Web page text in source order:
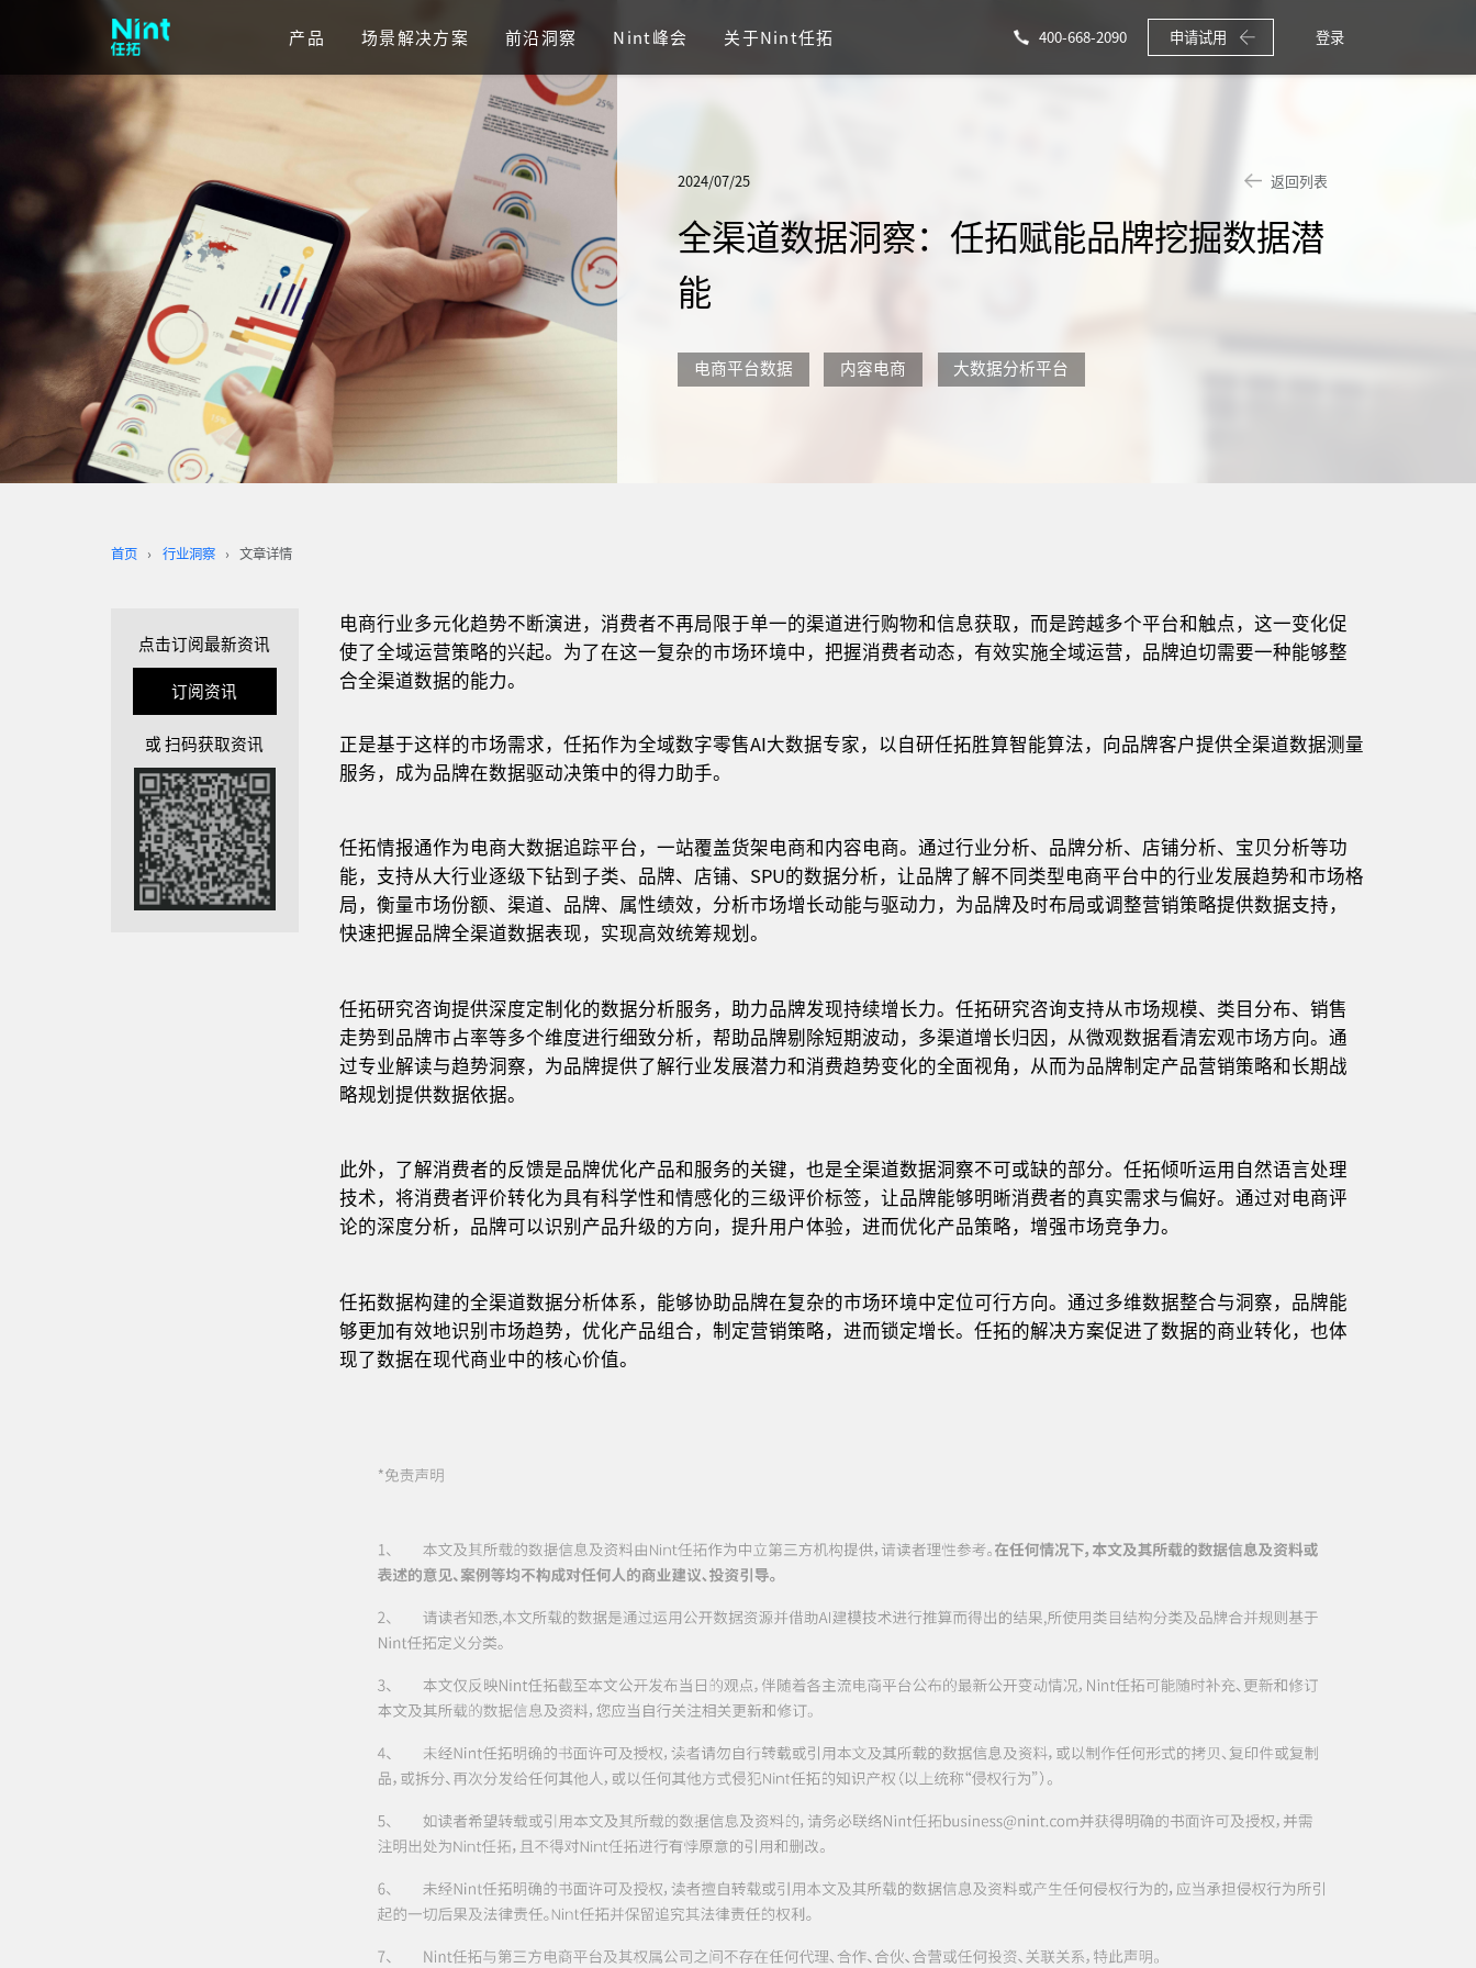
产品 场景解决方案 前沿洞察 Nint峰会 关于Nint任拓 400-668-2090 申请试用 登录
返回列表
2024/07/25
全渠道数据洞察：任拓赋能品牌挖掘数据潜
能
电商平台数据 内容电商 大数据分析平台
首页 行业洞察 文章详情
点击订阅最新资讯
订阅资讯
或 扫码获取资讯
电商行业多元化趋势不断演进，消费者不再局限于单一的渠道进行购物和信息获取，而是跨越多个平台和触点，这一变化促
使了全域运营策略的兴起。为了在这一复杂的市场环境中，把握消费者动态，有效实施全域运营，品牌迫切需要一种能够整
合全渠道数据的能力。
正是基于这样的市场需求，任拓作为全域数字零售AI大数据专家，以自研任拓胜算智能算法，向品牌客户提供全渠道数据测量
服务，成为品牌在数据驱动决策中的得力助手。
任拓情报通作为电商大数据追踪平台，一站覆盖货架电商和内容电商。通过行业分析、品牌分析、店铺分析、宝贝分析等功
能，支持从大行业逐级下钻到子类、品牌、店铺、SPU的数据分析，让品牌了解不同类型电商平台中的行业发展趋势和市场格
局，衡量市场份额、渠道、品牌、属性绩效，分析市场增长动能与驱动力，为品牌及时布局或调整营销策略提供数据支持，
快速把握品牌全渠道数据表现，实现高效统筹规划。
任拓研究咨询提供深度定制化的数据分析服务，助力品牌发现持续增长力。任拓研究咨询支持从市场规模、类目分布、销售
走势到品牌市占率等多个维度进行细致分析，帮助品牌剔除短期波动，多渠道增长归因，从微观数据看清宏观市场方向。通
过专业解读与趋势洞察，为品牌提供了解行业发展潜力和消费趋势变化的全面视角，从而为品牌制定产品营销策略和长期战
略规划提供数据依据。
此外，了解消费者的反馈是品牌优化产品和服务的关键，也是全渠道数据洞察不可或缺的部分。任拓倾听运用自然语言处理
技术，将消费者评价转化为具有科学性和情感化的三级评价标签，让品牌能够明晰消费者的真实需求与偏好。通过对电商评
论的深度分析，品牌可以识别产品升级的方向，提升用户体验，进而优化产品策略，增强市场竞争力。
任拓数据构建的全渠道数据分析体系，能够协助品牌在复杂的市场环境中定位可行方向。通过多维数据整合与洞察，品牌能
够更加有效地识别市场趋势，优化产品组合，制定营销策略，进而锁定增长。任拓的解决方案促进了数据的商业转化，也体
现了数据在现代商业中的核心价值。